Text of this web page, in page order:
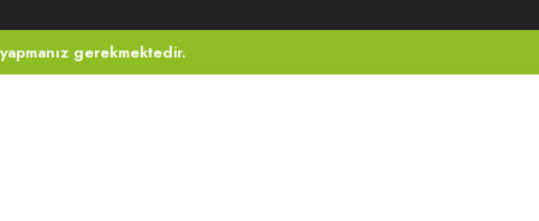
gerekmektedir.